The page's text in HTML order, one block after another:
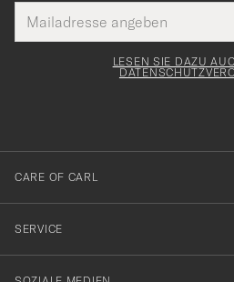
Mail
Adresse
Tack
för
dig
till
vårt
nyhetsbrev!
LESEN SIE DAZU
CARE OF CARL
SERVICE